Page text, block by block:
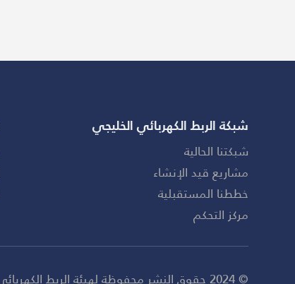
شبكة الربط الكهربائي الخليجي
شبكتنا الحالية
مشاريع قيد الإنشاء
خططنا المستقبلية
مركز التحكم
© 2024 حقوق النشر محفوظة لهيئة الربط الكهربائي لدول مجلس التعاون الخليجي (GCCIA). تم تطويره بواسطة